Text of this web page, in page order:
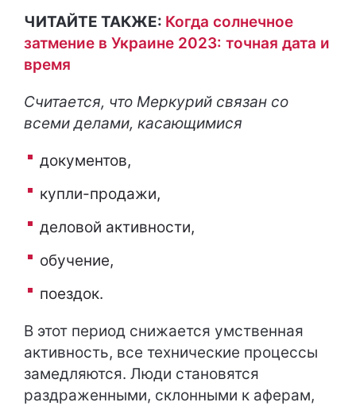
ЧИТАЙТЕ ТАКЖЕ: Когда солнечное
затмение в Украине 2023: точная дата и
время
Считается, что Меркурий связан со
всеми делами, касающимися
документов,
купли-продажи,
деловой активности,
обучение,
поездок.
В этот период снижается умственная
активность, все технические процессы
замедляются. Люди становятся
раздраженными, склонными к аферам,